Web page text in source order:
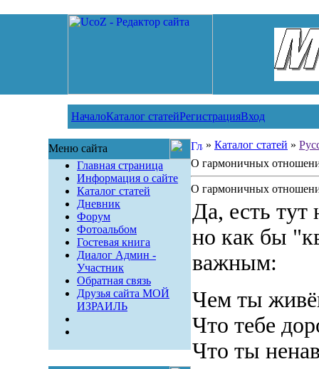
НачалоКаталог статейРегистрацияВход
Меню сайта
Главная страница
Информация о сайте
Каталог статей
Дневник
Форум
Фотоальбом
Гостевая книга
Диалог Админ -
Участник
Обратная связь
Друзья сайта МОЙ
ИЗРАИЛЬ
» Каталог статей »
О гармоничных
О гармоничных
Да, есть
но как бы
важным:
Чем ты
Что тебе
Что ты